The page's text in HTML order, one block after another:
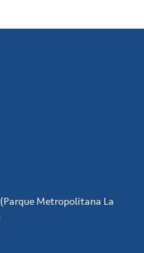
Metropolitana La